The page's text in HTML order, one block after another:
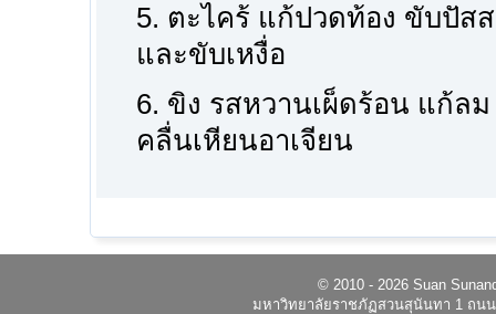
5. ตะไคร้ แก้ปวดท้อง ขับปัส
และขับเหงื่อ
6. ขิง รสหวานเผ็ดร้อน แก้ล
คลื่นเหียนอาเจียน
© 2010 - 2026 Suan
มหาวิทยาลัยราชภัฏสวนสุนันทา 1 ถนน